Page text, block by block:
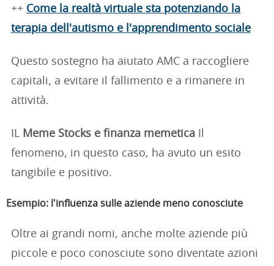
++ Come la realtà virtuale sta potenziando la
terapia dell'autismo e l'apprendimento sociale
Questo sostegno ha aiutato AMC a raccogliere
capitali, a evitare il fallimento e a rimanere in
attività.
IL Meme Stocks e finanza memetica
fenomeno, in questo caso, ha avuto un esito
tangibile e positivo.
Esempio: l'influenza sulle aziende meno conosciute
Oltre ai grandi nomi, anche molte aziende più
piccole e poco conosciute sono diventate azioni